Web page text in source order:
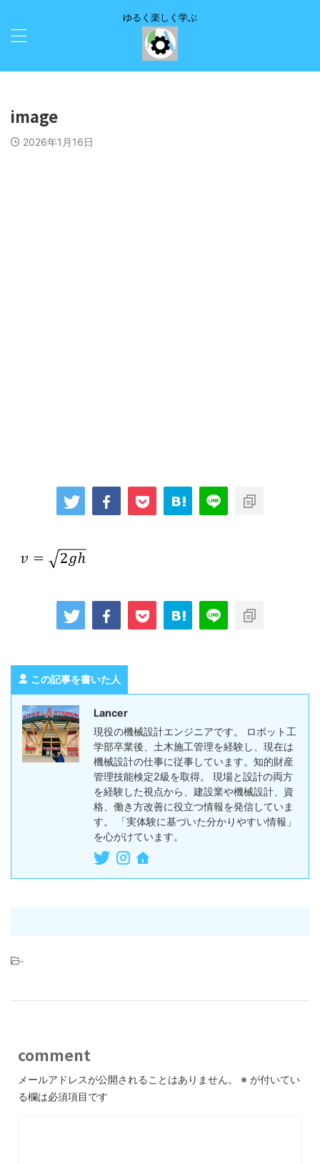
ゆるく楽しく学ぶ
image
2026年1月16日
この記事を書いた人
Lancer
現役の機械設計エンジニアです。 ロボット工
学部卒業後、土木施工管理を経験し、現在は
機械設計の仕事に従事しています。知的財産
管理技能検定2級を取得。 現場と設計の両方
を経験した視点から、建設業や機械設計、資
格、働き方改善に役立つ情報を発信していま
す。 「実体験に基づいた分かりやすい情報」
を心がけています。
-
comment
メールアドレスが公開されることはありません。 ※ が付いてい
る欄は必須項目です